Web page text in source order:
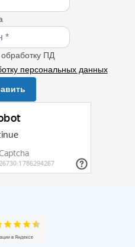
ПД
персональных данных